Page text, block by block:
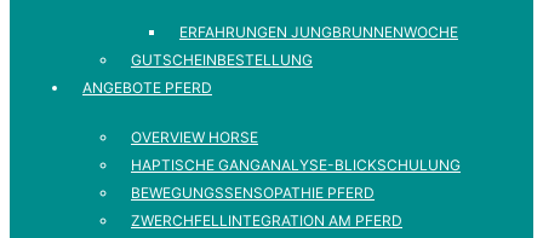
ERFAHRUNGEN JUNGBRUNNENWOCHE
GUTSCHEINBESTELLUNG
ANGEBOTE PFERD
OVERVIEW HORSE
HAPTISCHE GANGANALYSE-BLICKSCHULUNG
BEWEGUNGSSENSOPATHIE PFERD
ZWERCHFELLINTEGRATION AM PFERD